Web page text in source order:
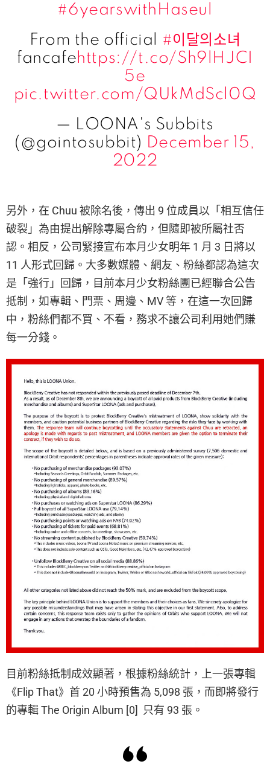
#6yearswithHaseul
From the official #이달의소녀
fancafehttps://t.co/Sh9lHJCI
5e
pic.twitter.com/QUkMdScl0Q
— LOONA's Subbits
(@gointosubbit) December 15,
2022
另外，在 Chuu 被除名後，傳出 9 位成員以「相互信任
破裂」為由提出解除專屬合約，但隨即被所屬社否
認。相反，公司緊接宣布本月少女明年 1 月 3 日將以
11 人形式回歸。大多數媒體、網友、粉絲都認為這次
是「強行」回歸，目前本月少女粉絲團已經聯合公告
抵制，如專輯、門票、周邊、MV 等，在這一次回歸
中，粉絲們都不買、不看，務求不讓公司利用她們賺
每一分錢。
目前粉絲抵制成效顯著，根據粉絲統計，上一張專輯
《Flip That》首 20 小時預售為 5,098 張，而即將發行
的專輯 The Origin Album [0] 只有 93 張。